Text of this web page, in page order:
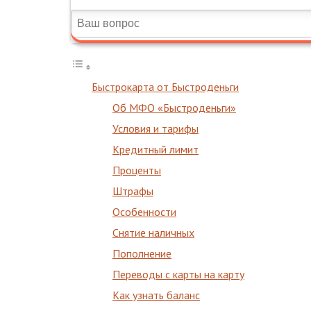
Быстрокарта от Быстроденьги
Об МФО «Быстроденьги»
Условия и тарифы
Кредитный лимит
Проценты
Штрафы
Особенности
Снятие наличных
Пополнение
Переводы с карты на карту
Как узнать баланс